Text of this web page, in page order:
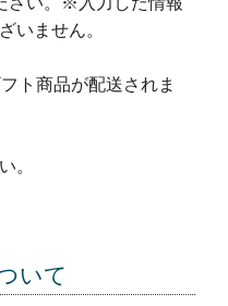
いません。
ト商品が配送されま
。
いて